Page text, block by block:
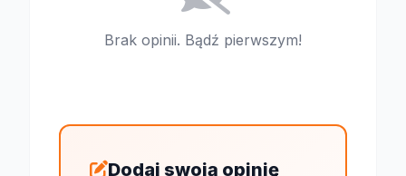
Brak opinii. Bądź pierwszym!
Dodaj swoją opinię